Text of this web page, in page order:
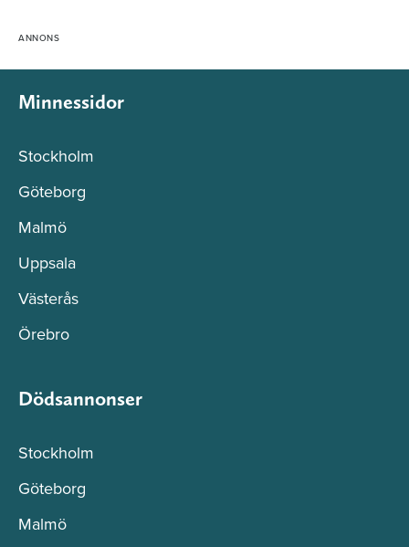
Minnessidor
Stockholm
Göteborg
Malmö
Uppsala
Västerås
Örebro
Dödsannonser
Stockholm
Göteborg
Malmö